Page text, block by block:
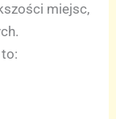
miejsc,